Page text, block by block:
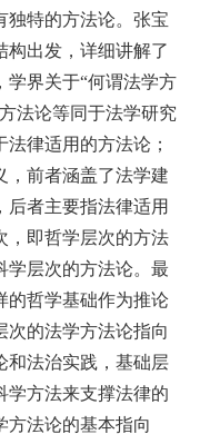
独特的方法论。张宝
构出发，详细讲解了
学界关于“何谓法学方
法论等同于法学研究
律适用的方法论；
，前者涵盖了法学建
后者主要指法律适用
，即哲学层次的方法
学层次的方法论。最
的哲学基础作为推论
次的法学方法论指向
和法治实践，基础层
学方法来支撑法律的
方法论的基本指向